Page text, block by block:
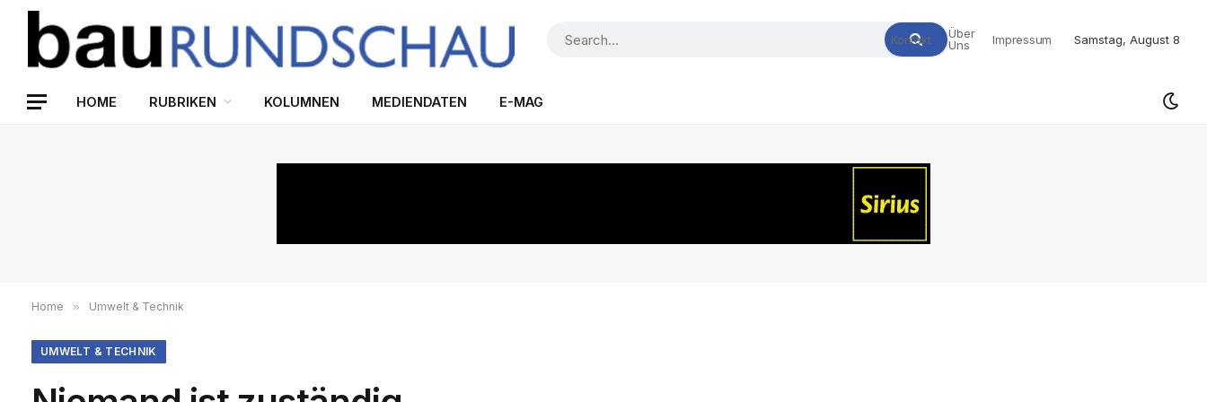
Kontakt
Über
Uns
Impressum Samstag, August 8
HOME RUBRIKEN KOLUMNEN MEDIENDATEN E-MAG
Home » Umwelt & Technik
UMWELT & TECHNIK